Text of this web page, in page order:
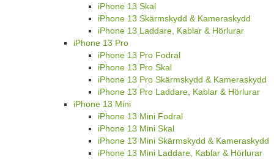
iPhone 13 Skal
iPhone 13 Skärmskydd & Kameraskydd
iPhone 13 Laddare, Kablar & Hörlurar
iPhone 13 Pro
iPhone 13 Pro Fodral
iPhone 13 Pro Skal
iPhone 13 Pro Skärmskydd & Kameraskydd
iPhone 13 Pro Laddare, Kablar & Hörlurar
iPhone 13 Mini
iPhone 13 Mini Fodral
iPhone 13 Mini Skal
iPhone 13 Mini Skärmskydd & Kameraskydd
iPhone 13 Mini Laddare, Kablar & Hörlurar